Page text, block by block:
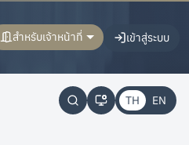
สำหรับเจ้าหน้าที่ เข้าสู่ระบบ
TH EN